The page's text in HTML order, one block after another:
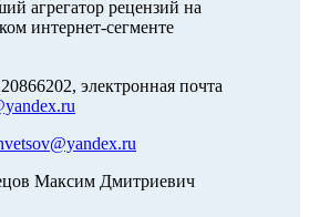
агрегатор рецензий на
интернет-сегменте
электронная почта
Максим Дмитриевич